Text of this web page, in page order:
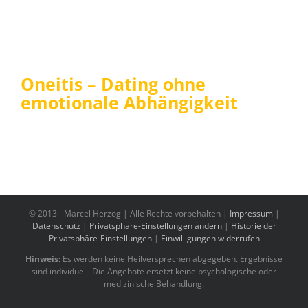
Oneitis – Dating ohne
emotionale Abhängigkeit
© 2013 - Marcel Herzog | Alle Rechte vorbehalten | Impressum |
Datenschutz | Privatsphäre-Einstellungen ändern| Historie der
Privatsphäre-Einstellungen| Einwilligungen widerrufen
Hinweis: Es werden keine Heilversprechen abgegeben. Ergebnisse
sind individuell. Die Angebote ersetzt keine psychologische oder
medizinische Behandlung.